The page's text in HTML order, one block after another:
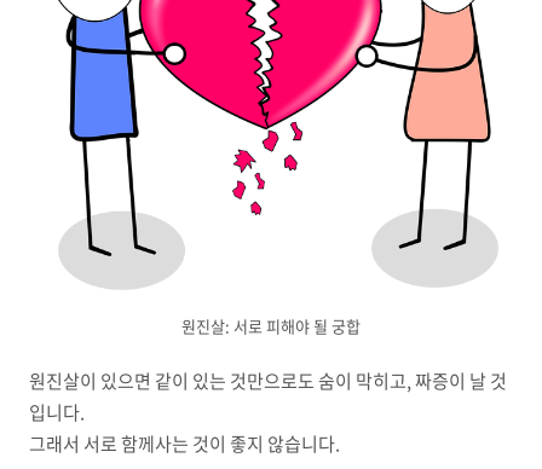
원진살: 서로 피해야 될 궁합
원진살이 있으면 같이 있는 것만으로도 숨이 막히고, 짜증이 날 것
입니다.
그래서 서로 함께사는 것이 좋지 않습니다.